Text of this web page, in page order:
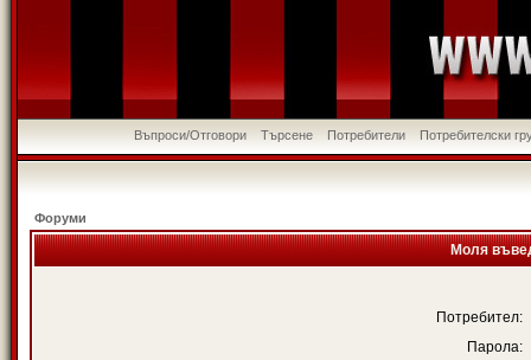
Въпроси/Отговори Търсене Потребители Потребителски
Форуми
Моля
Потребител:
Парола: